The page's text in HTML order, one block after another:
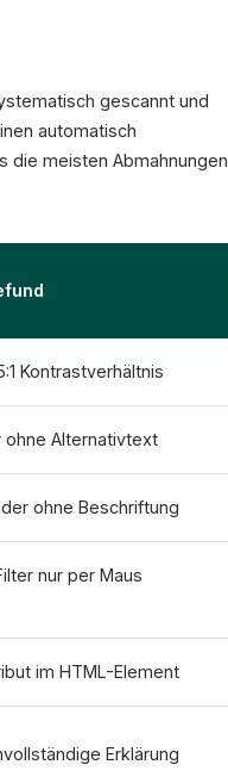
gescannt und
automatisch
die meisten Abmahnungen
Kontrastverhältnis
ohne Alternativtext
ohne Beschriftung
nur per Maus
im HTML-Element
Erklärung
XICTRON